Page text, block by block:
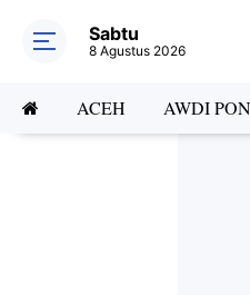
Sabtu
8 Agustus 2026
ACEH AWDI